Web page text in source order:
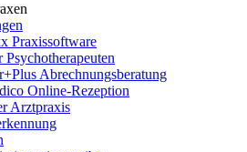
Praxissoftware
Psychotherapeuten
Abrechnungsberatung
Online-Rezeption
Arztpraxis